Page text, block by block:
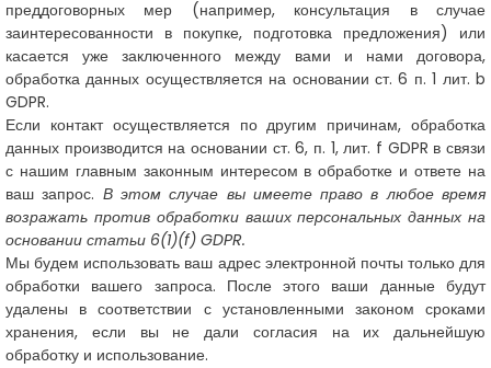
преддоговорных мер (например, консультация в случае
заинтересованности в покупке, подготовка предложения) или
касается уже заключенного между вами и нами договора,
обработка данных осуществляется на основании ст. 6 п. 1 лит. b
GDPR.
Если контакт осуществляется по другим причинам, обработка
данных производится на основании ст. 6, п. 1, лит. f GDPR в связи
с нашим главным законным интересом в обработке и ответе на
ваш запрос. В этом случае вы имеете право в любое время
возражать против обработки ваших персональных данных на
основании статьи 6(1)(f) GDPR.
Мы будем использовать ваш адрес электронной почты только для
обработки вашего запроса. После этого ваши данные будут
удалены в соответствии с установленными законом сроками
хранения, если вы не дали согласия на их дальнейшую
обработку и использование.